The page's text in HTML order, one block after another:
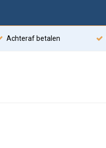
Achteraf betalen